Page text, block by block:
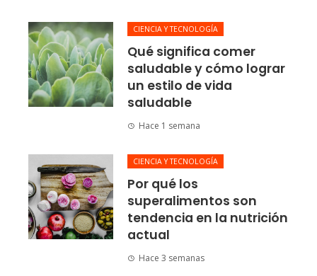
CIENCIA Y TECNOLOGÍA
Qué significa comer
saludable y cómo lograr
un estilo de vida
saludable
Hace 1 semana
CIENCIA Y TECNOLOGÍA
Por qué los
superalimentos son
tendencia en la nutrición
actual
Hace 3 semanas